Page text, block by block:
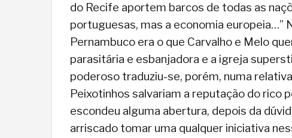
do Recife aportem barcos de todas as
portuguesas, mas a economia europeia…”
Pernambuco era o que Carvalho e Melo
parasitária e esbanjadora e a igreja
poderoso traduziu-se, porém, numa
Peixotinhos salvariam a reputação do rico
escondeu alguma abertura, depois da
arriscado tomar uma qualquer iniciativa